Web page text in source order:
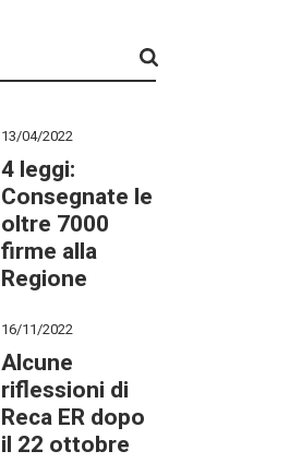
13/04/2022
4 leggi:
Consegnate le
oltre 7000
firme alla
Regione
16/11/2022
Alcune
riflessioni di
Reca ER dopo
il 22 ottobre